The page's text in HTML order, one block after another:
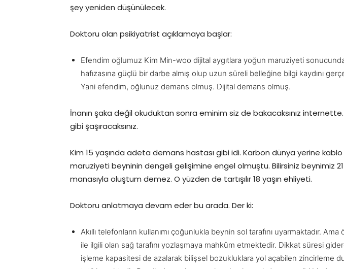
şey yeniden düşünülecek.
Doktoru olan psikiyatrist açıklamaya başlar:
Efendim oğlumuz Kim Min-woo dijital aygıtlara yoğun maruziyeti
hafızasına güçlü bir darbe almış olup uzun süreli belleğine bilgi kaydını
Yani efendim, oğlunuz demans olmuş. Dijital demans olmuş.
İnanın şaka değil okuduktan sonra eminim siz de bakacaksınız internette.
gibi şaşıracaksınız.
Kim 15 yaşında adeta demans hastası gibi idi. Karbon dünya yerine kablo
maruziyeti beyninin dengeli gelişimine engel olmuştu. Bilirsiniz beynimiz
manasıyla oluştum demez. O yüzden de tartışılır 18 yaşın ehliyeti.
Doktoru anlatmaya devam eder bu arada. Der ki:
Akıllı telefonların kullanımı çoğunlukla beynin sol tarafını uyarmaktadır.
ile ilgili olan sağ tarafını yozlaşmaya mahkûm etmektedir. Dikkat süresi
işleme kapasitesi de azalarak bilişsel bozukluklara yol açabilen zincirleme